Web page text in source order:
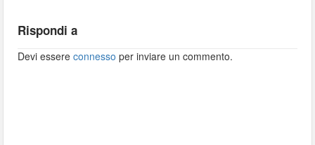
Rispondi a
Devi essereconnesso per inviare un commento.